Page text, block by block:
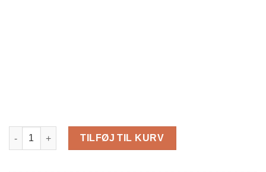
Luksus sauna 2.3 m x 5.4 m antal
TILFØJ TIL KURV